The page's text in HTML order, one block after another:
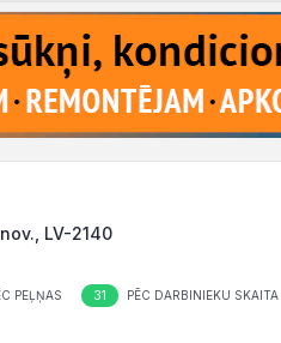
LV-2140
PEĻŅAS 31 PĒC DARBINIEKU SKAITA